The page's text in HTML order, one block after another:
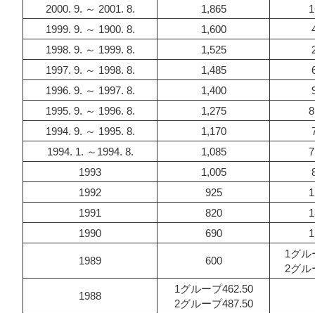
2000. 9. ～ 2001. 8. 1,865
1999. 9. ～ 1900. 8.
1,600
1998. 9. ～ 1999. 8.
1,525
1997. 9. ～ 1998. 8.
1,485
1996. 9. ～ 1997. 8.
1,400
1995. 9. ～ 1996. 8.
1,275
1994. 9. ～ 1995. 8.
1,170
1994. 1. ～1994. 8.
1,085
1993
1,005
1992
925
1991
820
1990
690
1989 600
1グル
2グル
1988
1グループ462.50
2グループ487.50